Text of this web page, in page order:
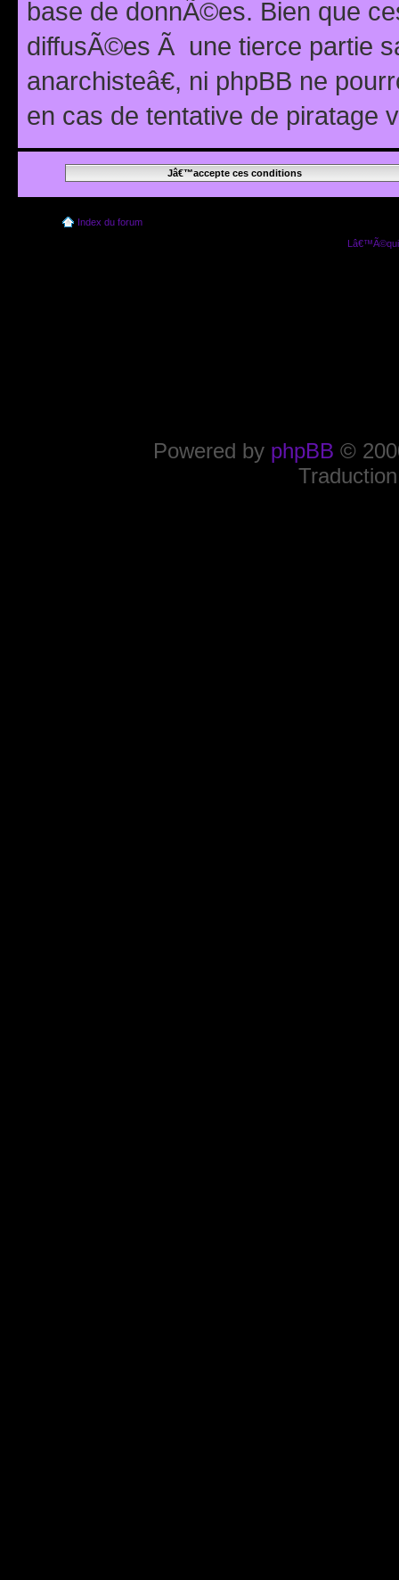
base de donnÃ©es. Bien que
diffusÃ©es Ã une tierce partie
anarchisteâ€, ni phpBB ne
en cas de tentative de piratage
Index du forum
Powered by phpBB ©